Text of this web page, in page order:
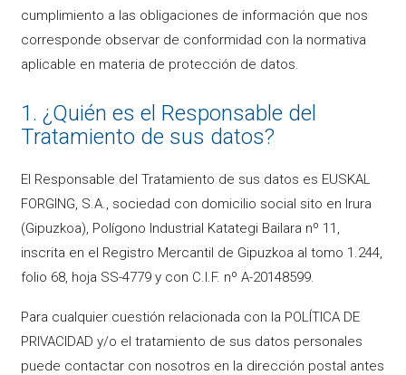
cumplimiento a las obligaciones de información que nos
corresponde observar de conformidad con la normativa
aplicable en materia de protección de datos.
1. ¿Quién es el Responsable del
Tratamiento de sus datos?
El Responsable del Tratamiento de sus datos es EUSKAL
FORGING, S.A., sociedad con domicilio social sito en Irura
(Gipuzkoa), Polígono Industrial Katategi Bailara nº 11,
inscrita en el Registro Mercantil de Gipuzkoa al tomo 1.244,
folio 68, hoja SS-4779 y con C.I.F. nº A-20148599.
Para cualquier cuestión relacionada con la POLÍTICA DE
PRIVACIDAD y/o el tratamiento de sus datos personales
puede contactar con nosotros en la dirección postal antes